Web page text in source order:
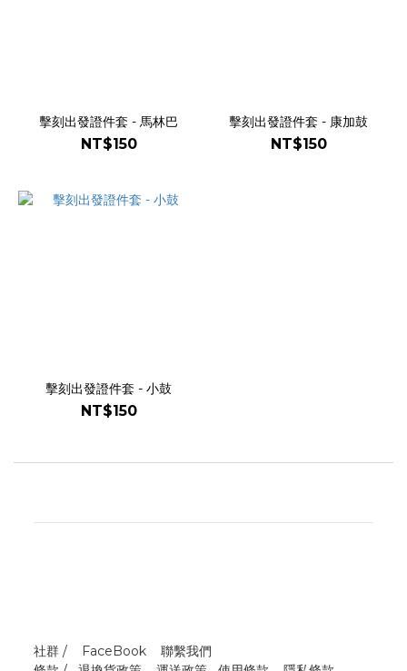
擊刻出發證件套 - 馬林巴
NT$150
擊刻出發證件套 - 康加鼓
NT$150
擊刻出發證件套 - 小鼓
NT$150
社群 / FaceBook
聯繫我們